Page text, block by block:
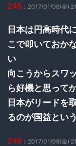
245 ：2017/01/06(金)
日本は円高時代
こで叩いておか
い
向こうからスワ
ら好機と思って
日本がリードを
るのが国益とい
249 ：2017/01/06(金)